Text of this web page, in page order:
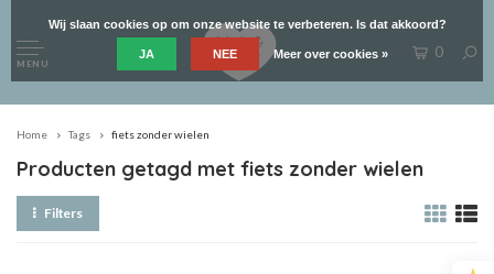
MENU
0
Home Tags fiets zonder wielen
Producten getagd met fiets zonder wielen
Filters
Wij slaan cookies op om onze website te verbeteren. Is dat akkoord?
JA NEE Meer over cookies »